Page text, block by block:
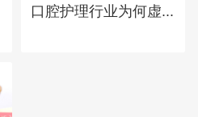
口腔护理行业为何虚...